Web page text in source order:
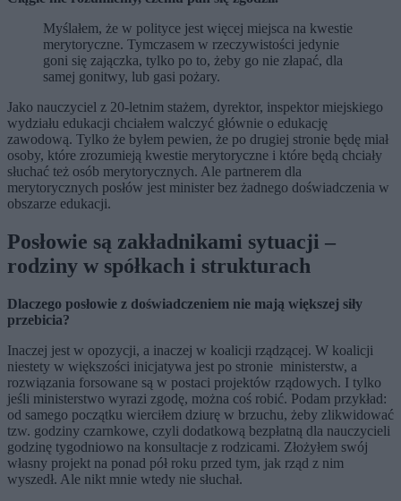
Myślałem, że w polityce jest więcej miejsca na kwestie
merytoryczne. Tymczasem w rzeczywistości jedynie
goni się zajączka, tylko po to, żeby go nie złapać, dla
samej gonitwy, lub gasi pożary.
Jako nauczyciel z 20-letnim stażem, dyrektor, inspektor miejskiego
wydziału edukacji chciałem walczyć głównie o edukację
zawodową. Tylko że byłem pewien, że po drugiej stronie będę miał
osoby, które zrozumieją kwestie merytoryczne i które będą chciały
słuchać też osób merytorycznych. Ale partnerem dla
merytorycznych posłów jest minister bez żadnego doświadczenia w
obszarze edukacji.
Posłowie są zakładnikami sytuacji –
rodziny w spółkach i strukturach
Dlaczego posłowie z doświadczeniem nie mają większej siły
przebicia?
Inaczej jest w opozycji, a inaczej w koalicji rządzącej. W koalicji
niestety w większości inicjatywa jest po stronie ministerstw, a
rozwiązania forsowane są w postaci projektów rządowych. I tylko
jeśli ministerstwo wyrazi zgodę, można coś robić. Podam przykład:
od samego początku wierciłem dziurę w brzuchu, żeby zlikwidować
tzw. godziny czarnkowe, czyli dodatkową bezpłatną dla nauczycieli
godzinę tygodniowo na konsultacje z rodzicami. Złożyłem swój
własny projekt na ponad pół roku przed tym, jak rząd z nim
wyszedł. Ale nikt mnie wtedy nie słuchał.